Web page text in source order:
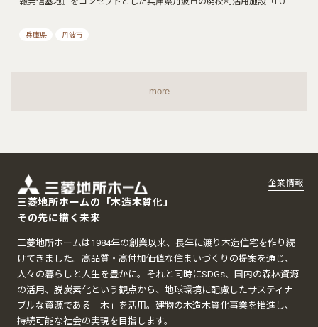
兵庫県 丹波市
more
三菱地所ホームの「木造木質化」
その先に描く未来
三菱地所ホームは1984年の創業以来、長年に渡り木造住宅を作り続
けてきました。高品質・高付加価値な住まいづくりの提案を通じ、
人々の暮らしと人生を豊かに。それと同時にSDGs、国内の森林資源
の活用、脱炭素化という観点から、地球環境に配慮したサスティナ
ブルな資源である「木」を活用。建物の木造木質化事業を推進し、
持続可能な社会の実現を目指します。
企業情報